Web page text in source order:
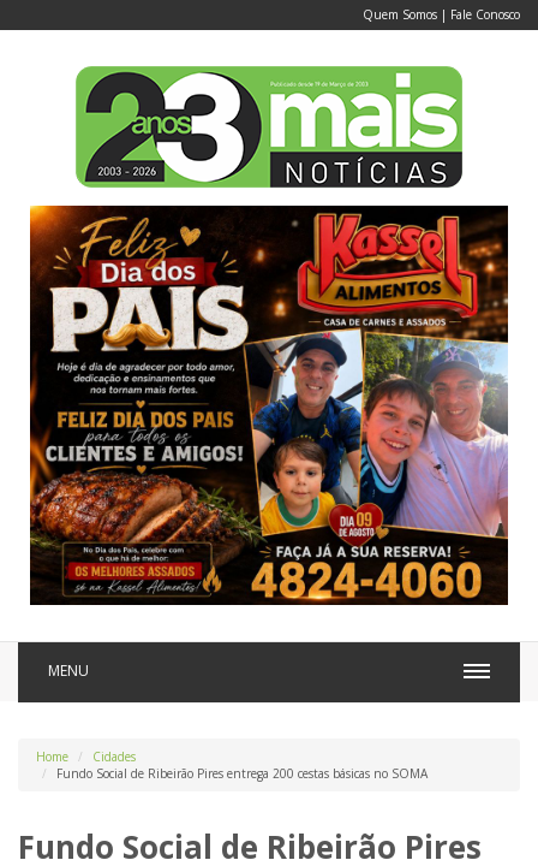
Quem Somos | Fale Conosco
MENU
Home
Cidades
Fundo Social de Ribeirão Pires entrega 200 cestas básicas no SOMA
Fundo Social de Ribeirão Pires